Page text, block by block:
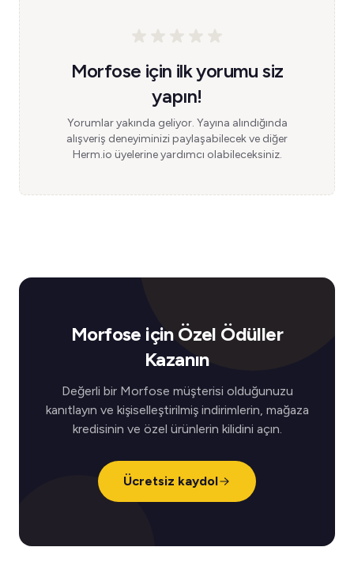
Morfose için ilk yorumu siz
yapın!
Yorumlar yakında geliyor. Yayına alındığında
alışveriş deneyiminizi paylaşabilecek ve diğer
Herm.io üyelerine yardımcı olabileceksiniz.
Morfose için Özel Ödüller
Kazanın
Değerli bir Morfose müşterisi olduğunuzu
kanıtlayın ve kişiselleştirilmiş indirimlerin, mağaza
kredisinin ve özel ürünlerin kilidini açın.
Ücretsiz kaydol